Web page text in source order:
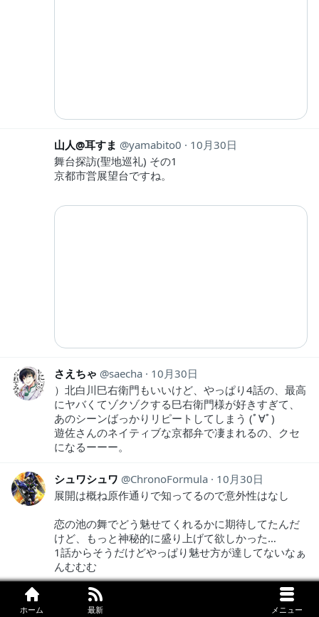
ホーム 最新 メニュー
山人@耳すま yamabito0
10月30日
舞台探訪(聖地巡礼) その1
京都市営展望台ですね。
さえちゃ saecha
10月30日
）北白川巳右衛門もいいけど、やっぱり4話の、最高
にヤバくてゾクゾクする巳右衛門様が好きすぎて、
あのシーンばっかりリピートしてしまう (ﾟ∀ﾟ)
遊佐さんのネイティブな京都弁で凄まれるの、クセ
になるーーー。
シュワシュワ ChronoFormula
10月30日
展開は概ね原作通りで知ってるので意外性はなし
恋の池の舞でどう魅せてくれるかに期待してたんだ
けど、もっと神秘的に盛り上げて欲しかった…
1話からそうだけどやっぱり魅せ方が達してないなぁ
んむむむ
りゅーりゅー²